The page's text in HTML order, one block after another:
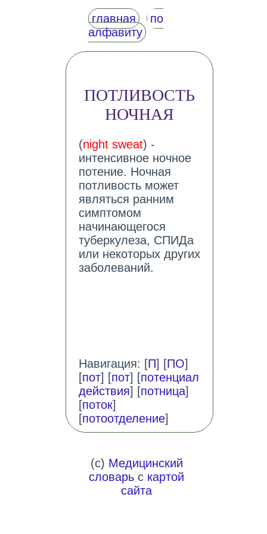
главная
по
алфавиту
ПОТЛИВОСТЬ
НОЧНАЯ
(night sweat) -
интенсивное ночное
потение. Ночная
потливость может
являться ранним
симптомом
начинающегося
туберкулеза, СПИДа
или некоторых других
заболеваний.
Навигация: [П] [ПО]
[пот] [пот] [потенциал
действия] [потница]
[поток]
[потоотделение]
(c) Медицинский
словарь с картой
сайта